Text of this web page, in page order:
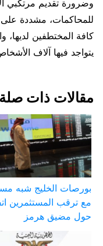
وضرورة تقديم مرتكبي
للمحاكمات، مشددة
كافة المختطفين لديها،
يتواجد فيها آلاف
مقالات ذات صلة
بورصات الخليج شبه
مع ترقب المستثمرين
حول مضيق هرمز